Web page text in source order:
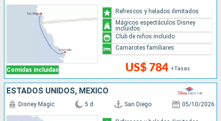
Comidas incluidas US$ 784 +Tasas
Refrescos y helados ilimitados
Mágicos espectáculos Disney
incluidos
Club de niños incluido
Camarotes familiares
ESTADOS UNIDOS, MÉXICO
Disney Magic 5 d San Diego 05/10/2026